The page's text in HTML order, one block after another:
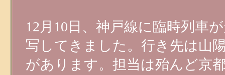
12月10日、神戸線に臨時列車
写してきました。行き先は山
があります。担当は殆んど京